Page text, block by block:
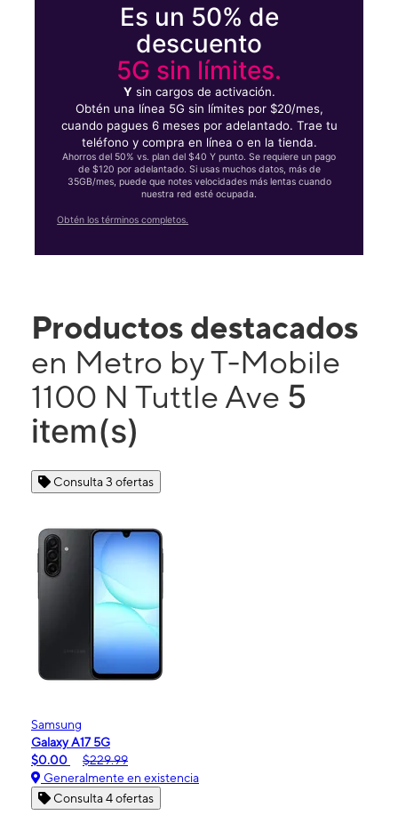
Es un 50% de
descuento
5G sin límites.
Ysin cargos de activación.
Obtén una línea 5G sin límites por $20/mes,
cuando pagues 6 meses por adelantado. Trae tu
teléfono y compra en línea o en la tienda.
Ahorros del 50% vs. plan del $40 Y punto. Se requiere un pago
de $120 por adelantado. Si usas muchos datos, más de
35GB/mes, puede que notes velocidades más lentas cuando
nuestra red esté ocupada.
Obtén los términos completos.
Productos destacados
en Metro by T-Mobile
1100 N Tuttle Ave 5
item(s)
Consulta 3 ofertas
Samsung
Galaxy A17 5G
$0.00
$229.99
Generalmente en existencia
Consulta 4 ofertas